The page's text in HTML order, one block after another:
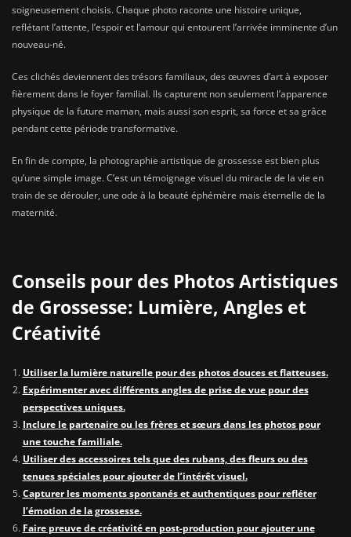
soigneusement choisis. Chaque photo raconte une histoire unique,
reflétant l’attente, l’espoir et l’amour qui entourent l’arrivée imminente d’un
nouveau-né.
Ces clichés deviennent des trésors familiaux, des œuvres d’art à exposer
fièrement dans le foyer familial. Ils capturent non seulement l’apparence
physique de la future maman, mais aussi son esprit, sa force et sa grâce
pendant cette période transformative.
En fin de compte, la photographie artistique de grossesse est bien plus
qu’une simple image. C’est un témoignage visuel du miracle de la vie en
train de se dérouler, une ode à la beauté éphémère mais éternelle de la
maternité.
Conseils pour des Photos Artistiques
de Grossesse: Lumière, Angles et
Créativité
Utiliser la lumière naturelle pour des photos douces et flatteuses.
Expérimenter avec différents angles de prise de vue pour des
perspectives uniques.
Inclure le partenaire ou les frères et sœurs dans les photos pour
une touche familiale.
Utiliser des accessoires tels que des rubans, des fleurs ou des
tenues spéciales pour ajouter de l’intérêt visuel.
Capturer les moments spontanés et authentiques pour refléter
l’émotion de la grossesse.
Faire preuve de créativité en post-production pour ajouter une